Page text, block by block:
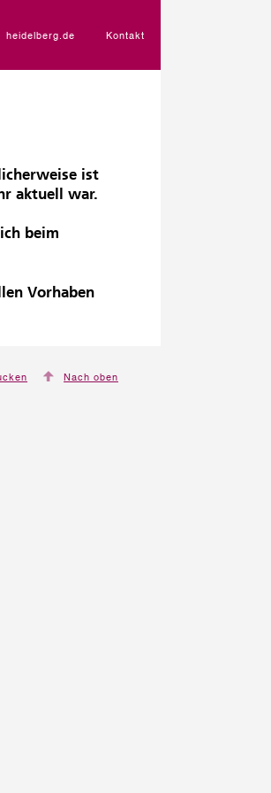
heidelberg.de Kontakt
ist
aktuell war.
beim
Vorhaben
Nach oben